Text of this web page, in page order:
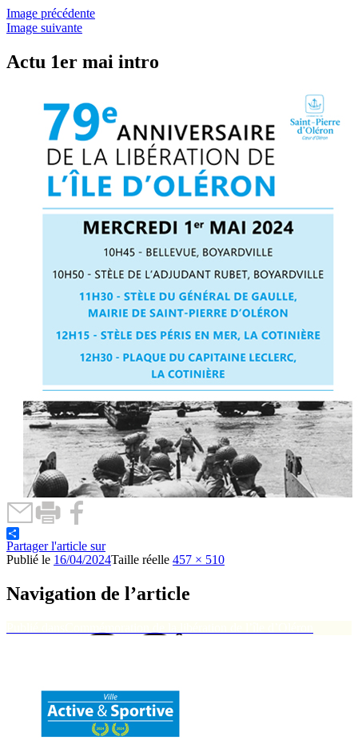
Image précédente
Image suivante
Actu 1er mai intro
Partager l'article sur
Publié le 16/04/2024Taille réelle 457 × 510
Navigation de l’article